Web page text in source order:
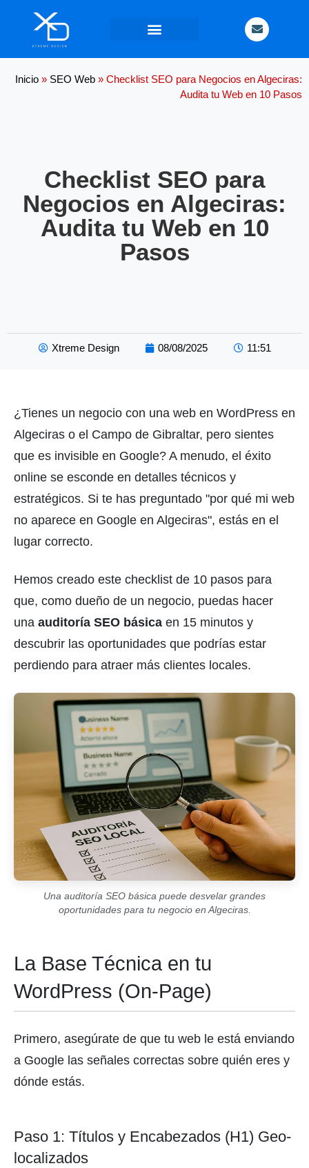
Contacta
Inicio » SEO Web » Checklist SEO para Negocios en Algeciras:
Audita tu Web en 10 Pasos
Checklist SEO para
Negocios en Algeciras:
Audita tu Web en 10
Pasos
Xtreme Design 08/08/2025 11:51
¿Tienes un negocio con una web en WordPress en
Algeciras o el Campo de Gibraltar, pero sientes
que es invisible en Google? A menudo, el éxito
online se esconde en detalles técnicos y
estratégicos. Si te has preguntado "por qué mi web
no aparece en Google en Algeciras", estás en el
lugar correcto.
Hemos creado este checklist de 10 pasos para
que, como dueño de un negocio, puedas hacer
una auditoría SEO básica en 15 minutos y
descubrir las oportunidades que podrías estar
perdiendo para atraer más clientes locales.
Una auditoría SEO básica puede desvelar grandes
oportunidades para tu negocio en Algeciras.
La Base Técnica en tu
WordPress (On-Page)
Primero, asegúrate de que tu web le está enviando
a Google las señales correctas sobre quién eres y
dónde estás.
Paso 1: Títulos y Encabezados (H1) Geo-
localizados